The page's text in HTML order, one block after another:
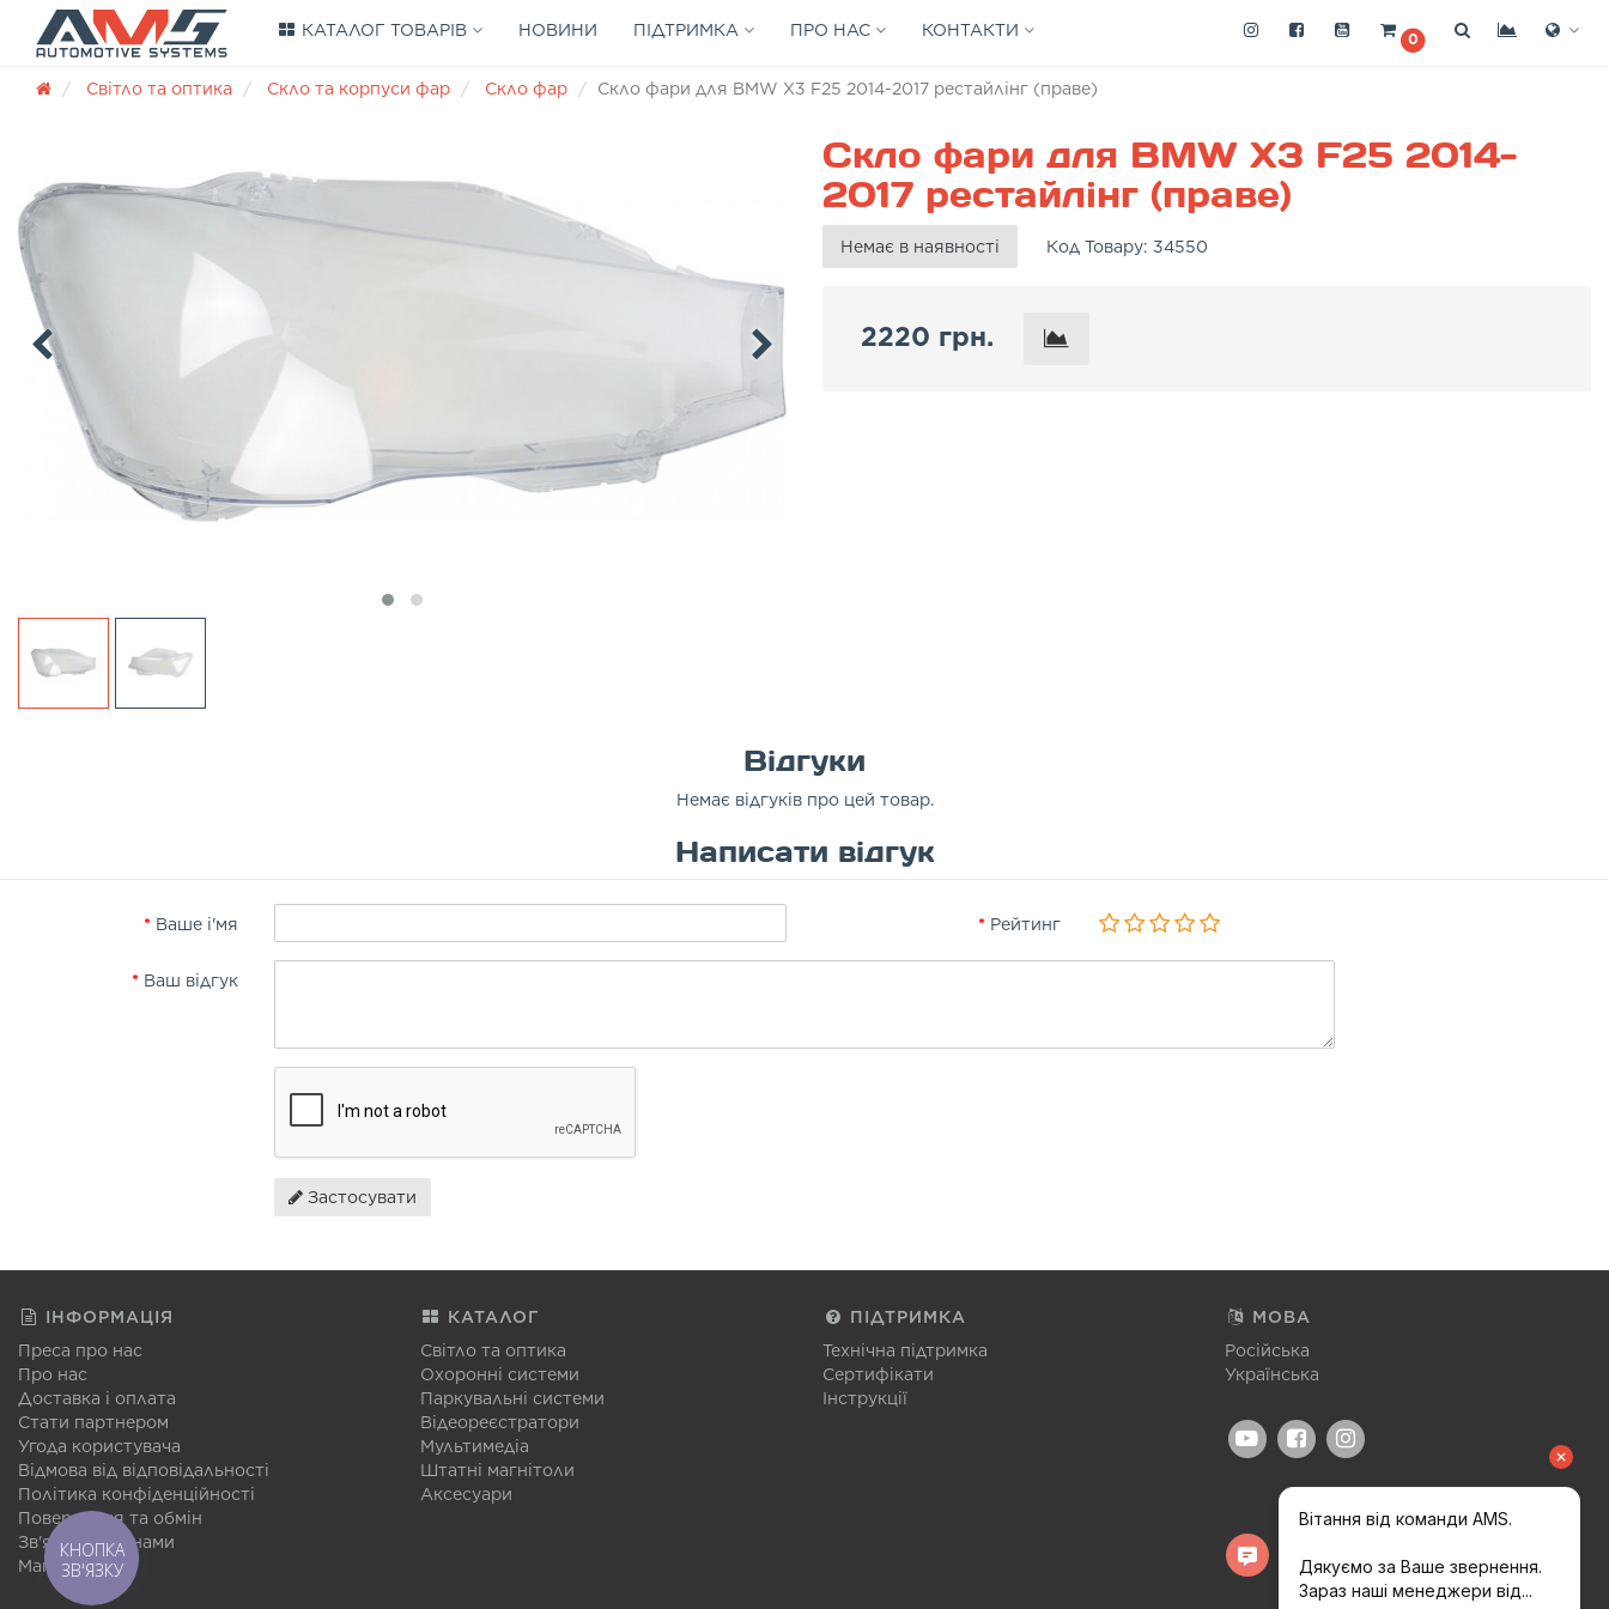
КАТАЛОГ ТОВАРІВ НОВИНИ ПІДТРИМКА ПРО НАС КОНТАКТИ 0
Світло та оптика Скло та корпуси фар Скло фар Скло фари для BMW X3 F25 2014-2017 рестайлінг (праве)
Скло фари для BMW X3 F25 2014-
2017 рестайлінг (праве)
Немає в наявності Код Товару: 34550
2220 грн.
Відгуки
Немає відгуків про цей товар.
Написати відгук
Ваше і'мя Рейтинг
Ваш відгук
Застосувати
ІНФОРМАЦІЯ
Преса про нас
Про нас
Доставка і оплата
Стати партнером
Угода користувача
Відмова від відповідальності
Політика конфіденційності
Повернення та обмін
Зв'язатися з нами
Мапа сайту
КАТАЛОГ
Світло та оптика
Охоронні системи
Паркувальні системи
Відеореєстратори
Мультимедіа
Штатні магнітоли
Аксесуари
ПІДТРИМКА
Технічна підтримка
Сертифікати
Інструкції
МОВА
Російська
Українська
КНОПКА
ЗВ'ЯЗКУ